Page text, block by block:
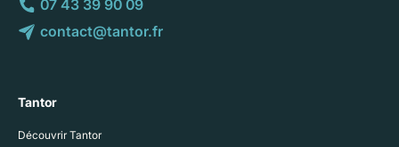
07 43 39 90 09
contact@tantor.fr
Tantor
Découvrir Tantor